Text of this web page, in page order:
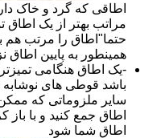
اطاقی که گرد و خاک
مراتب بهتر از یک
حتما"اطاق را مرتب هم
همینطور به پایین اطاق
-یک اطاق هنگامی
باشد قوطی های نوشابه
سایر ملزوماتی که
اطاق جمع کنید و با باز
اطاق شما شود